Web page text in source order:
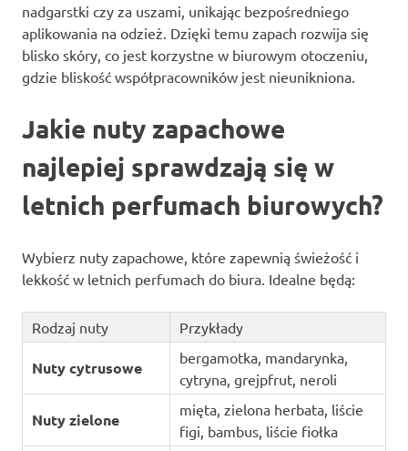
nadgarstki czy za uszami, unikając bezpośredniego
aplikowania na odzież. Dzięki temu zapach rozwija się
blisko skóry, co jest korzystne w biurowym otoczeniu,
gdzie bliskość współpracowników jest nieunikniona.
Jakie nuty zapachowe
najlepiej sprawdzają się w
letnich perfumach biurowych?
Wybierz nuty zapachowe, które zapewnią świeżość i
lekkość w letnich perfumach do biura. Idealne będą:
Rodzaj nuty Przykłady
Nuty cytrusowe
bergamotka, mandarynka,
cytryna, grejpfrut, neroli
Nuty zielone
mięta, zielona herbata, liście
figi, bambus, liście fiołka